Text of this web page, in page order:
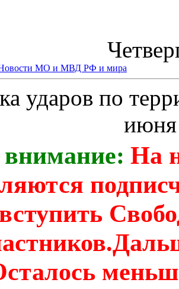
МО и МВД РФ и мира
ударов по
июня
На